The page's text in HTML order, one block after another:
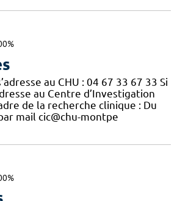
au CHU : 04 67 33 67 33 Si
au Centre d’Investigation
de la recherche clinique : Du
mail cic@chu-montpe